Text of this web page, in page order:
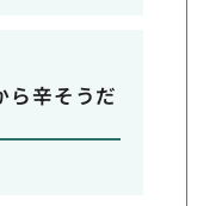
ら辛そうだ